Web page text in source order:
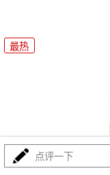
最热
日韩股市开盘双
点评一下